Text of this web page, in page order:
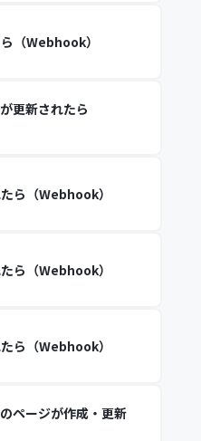
（Webhook）
更新されたら
ら（Webhook）
ら（Webhook）
ら（Webhook）
ページが作成・更新